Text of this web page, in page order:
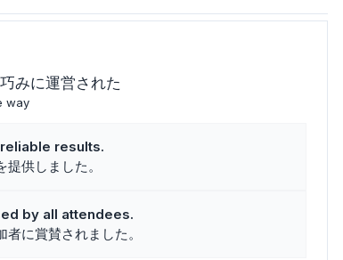
巧みに運営された
way
results.
供しました。
by all attendees.
に賞賛されました。